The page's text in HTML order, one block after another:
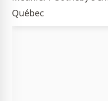
Québec